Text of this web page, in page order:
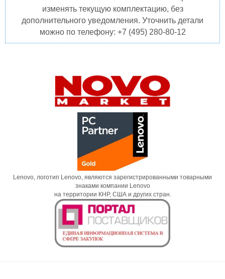
изменять текущую комплектацию, без
дополнительного уведомления. Уточнить детали
можно по телефону: +7 (495) 280-80-12
Lenovo, логотип Lenovo, являются зарегистрированными товарными
знаками компании Lenovo
на территории КНР, США и других стран.